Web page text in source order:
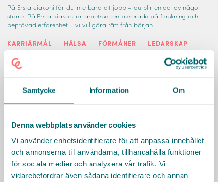
Samtycke Information Om
Denna webbplats använder cookies
Vi använder enhetsidentifierare för att anpassa innehållet
och annonserna till användarna, tillhandahålla funktioner
för sociala medier och analysera vår trafik. Vi
vidarebefordrar även sådana identifierare och annan
På Ersta diakoni får du inte bara ett jobb – du blir en del av något
större. På Ersta diakoni är arbetssätten baserade på forskning och
beprövad erfarenhet – vi vill göra rätt från början.
KARRIÄRMÅL HÄLSA FÖRMÅNER
LEDARSKAP
DIGITALA VERKTYG
UTBILDNING